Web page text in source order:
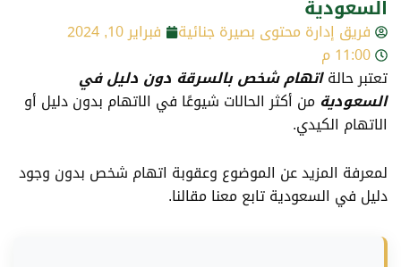
السعودية
فريق إدارة محتوى بصيرة جنائية
فبراير 10, 2024
11:00 م
تعتبر حالةاتهام شخص بالسرقة دون دليل في
السعودية من أكثر الحالات شيوعًا في الاتهام بدون دليل أو
الاتهام الكيدي.
لمعرفة المزيد عن الموضوع وعقوبة اتهام شخص بدون وجود
دليل في السعودية تابع معنا مقالنا.